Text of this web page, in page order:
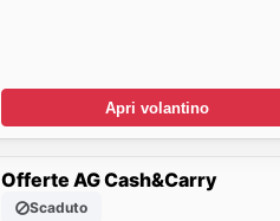
Apri volantino
Offerte AG Cash&Carry
Scaduto